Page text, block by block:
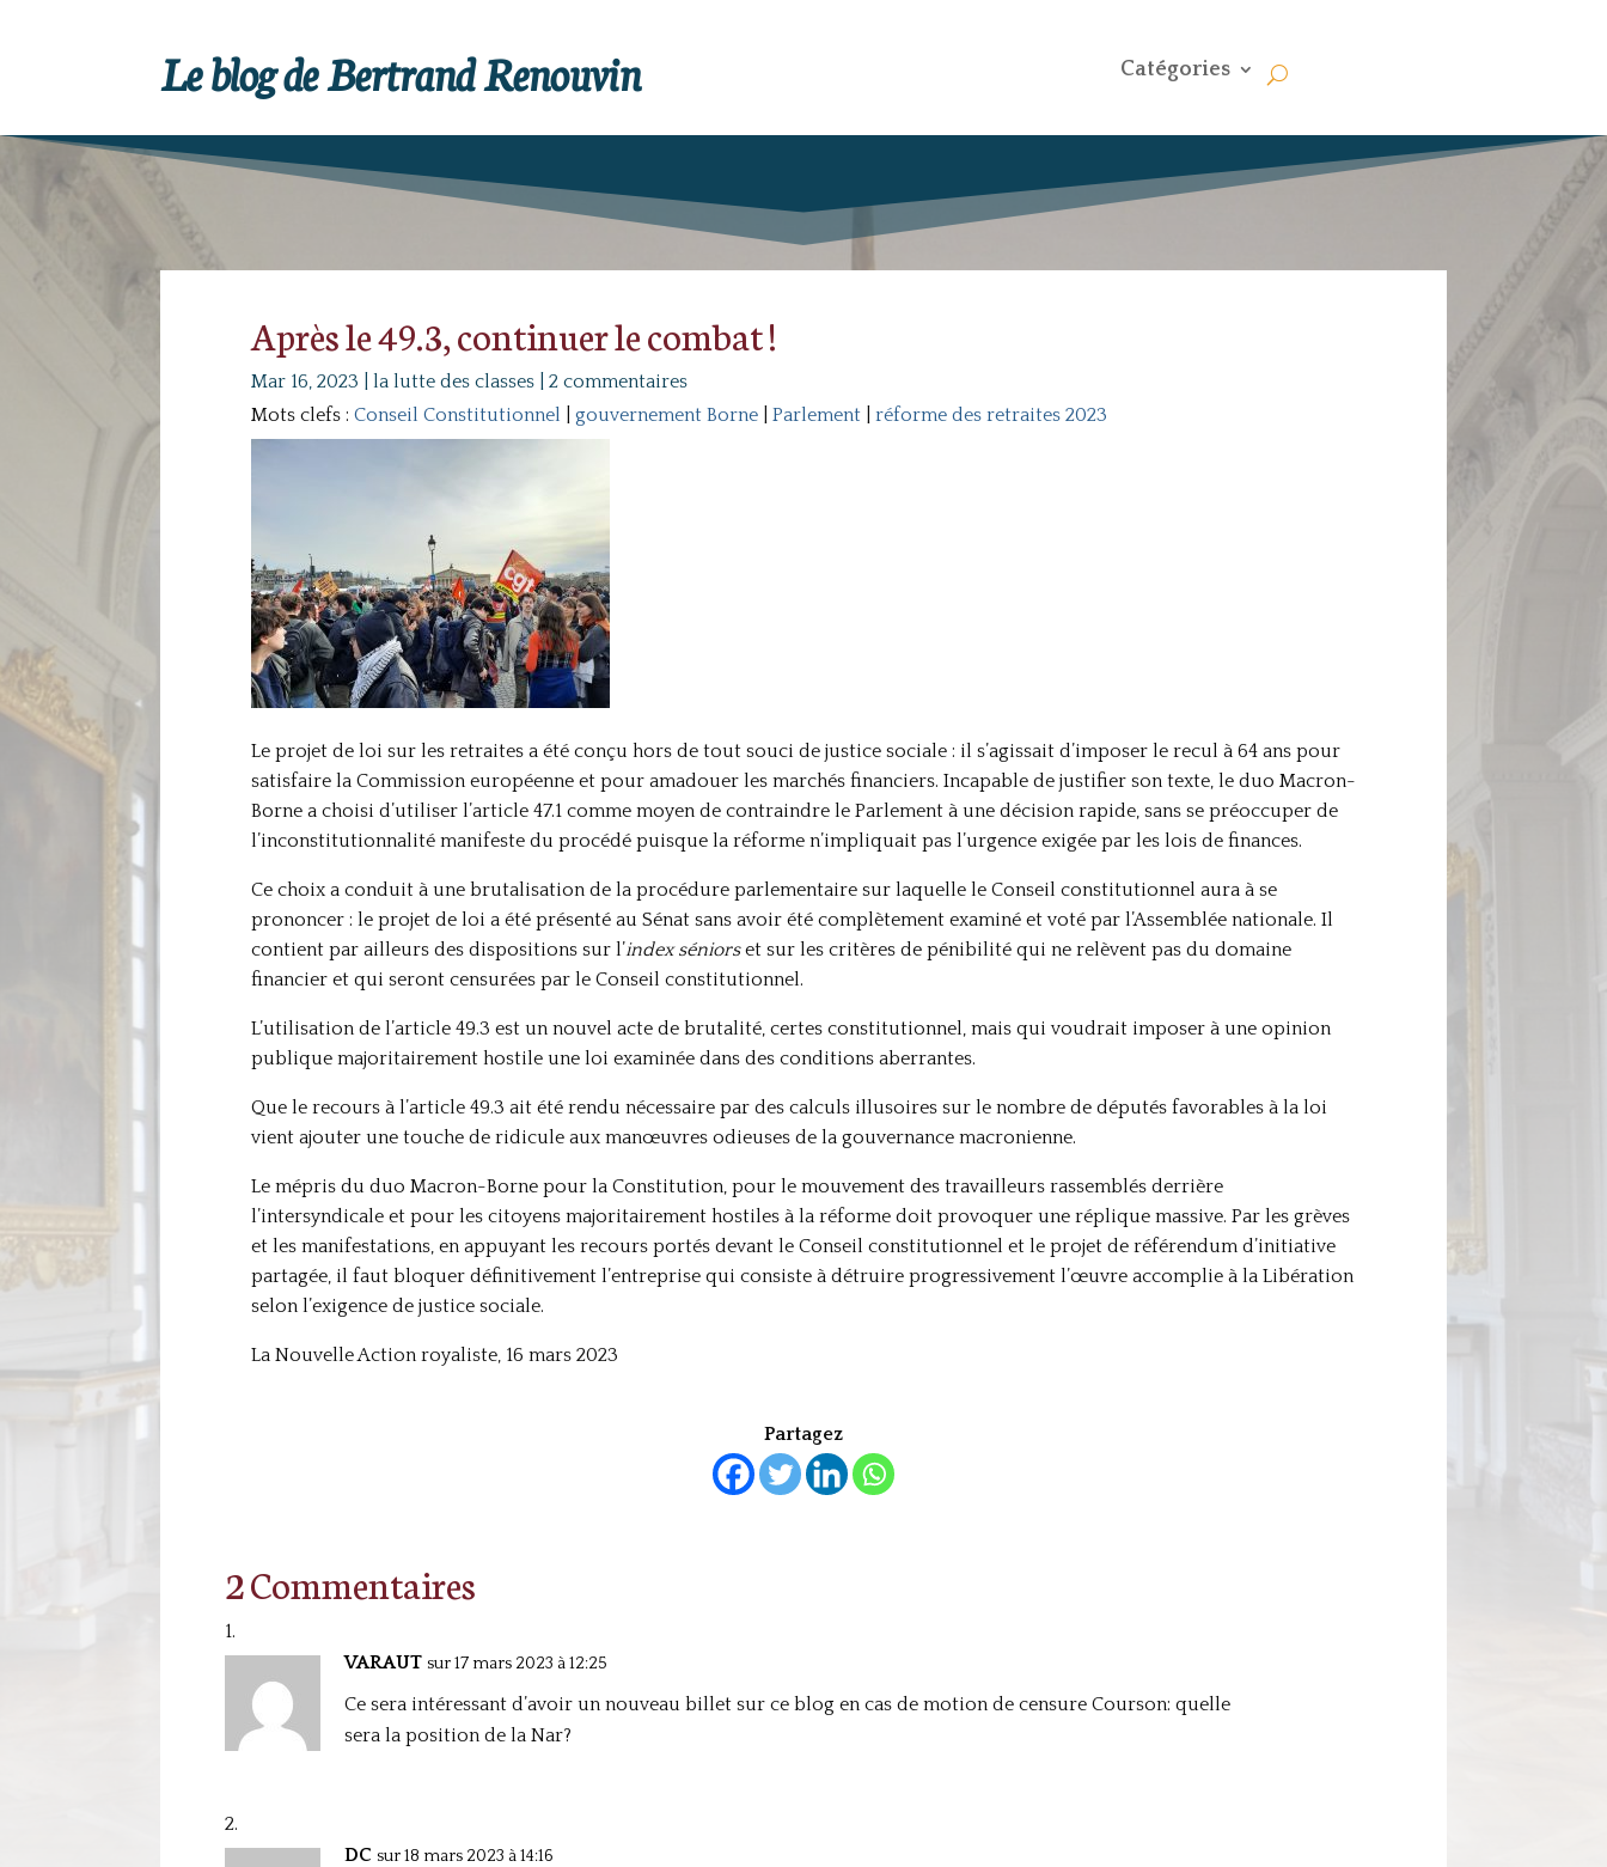
Le blog de Bertrand Renouvin Catégories
Après le 49.3, continuer le combat !
Mar 16, 2023 la lutte des classes| 2 commentaires
Mots clefs : Conseil Constitutionnel gouvernement Borne| Parlement| réforme des retraites 2023
Le projet de loi sur les retraites a été conçu hors de tout souci de justice sociale : il s’agissait d’imposer le recul à 64 ans pour
satisfaire la Commission européenne et pour amadouer les marchés financiers. Incapable de justifier son texte, le duo Macron-
Borne a choisi d’utiliser l’article 47.1 comme moyen de contraindre le Parlement à une décision rapide, sans se préoccuper de
l’inconstitutionnalité manifeste du procédé puisque la réforme n’impliquait pas l’urgence exigée par les lois de finances.
Ce choix a conduit à une brutalisation de la procédure parlementaire sur laquelle le Conseil constitutionnel aura à se
prononcer : le projet de loi a été présenté au Sénat sans avoir été complètement examiné et voté par l’Assemblée nationale. Il
contient par ailleurs des dispositions sur l’index séniorset sur les critères de pénibilité qui ne relèvent pas du domaine
financier et qui seront censurées par le Conseil constitutionnel.
L’utilisation de l’article 49.3 est un nouvel acte de brutalité, certes constitutionnel, mais qui voudrait imposer à une opinion
publique majoritairement hostile une loi examinée dans des conditions aberrantes.
Que le recours à l’article 49.3 ait été rendu nécessaire par des calculs illusoires sur le nombre de députés favorables à la loi
vient ajouter une touche de ridicule aux manœuvres odieuses de la gouvernance macronienne.
Le mépris du duo Macron-Borne pour la Constitution, pour le mouvement des travailleurs rassemblés derrière
l’intersyndicale et pour les citoyens majoritairement hostiles à la réforme doit provoquer une réplique massive. Par les grèves
et les manifestations, en appuyant les recours portés devant le Conseil constitutionnel et le projet de référendum d’initiative
partagée, il faut bloquer définitivement l’entreprise qui consiste à détruire progressivement l’œuvre accomplie à la Libération
selon l’exigence de justice sociale.
La Nouvelle Action royaliste, 16 mars 2023
Partagez
2 Commentaires
VARAUT sur 17 mars 2023 à 12:25
Ce sera intéressant d’avoir un nouveau billet sur ce blog en cas de motion de censure Courson: quelle
sera la position de la Nar?
DC sur 18 mars 2023 à 14:16